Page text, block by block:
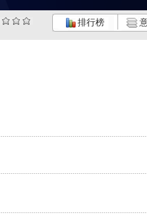
排行榜